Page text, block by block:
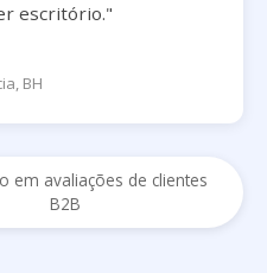
escritório."
BH
em avaliações de clientes
B2B